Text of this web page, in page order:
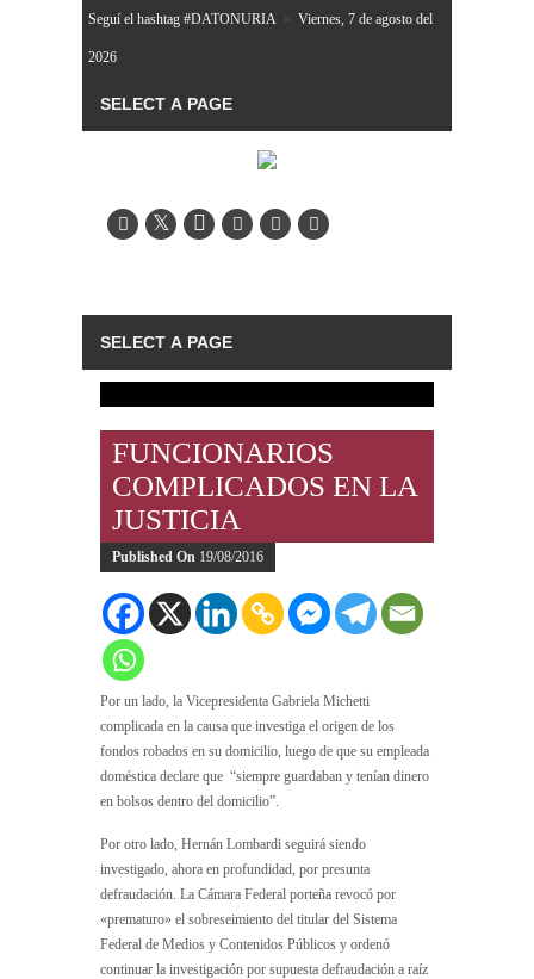
Seguí el hashtag #DATONURIA » Viernes, 7 de agosto del
2026
FUNCIONARIOS
COMPLICADOS EN LA
JUSTICIA
Published On 19/08/2016
Por un lado, la Vicepresidenta Gabriela Michetti
complicada en la causa que investiga el origen de los
fondos robados en su domicilio, luego de que su empleada
doméstica declare que “siempre guardaban y tenían dinero
en bolsos dentro del domicilio”.
Por otro lado, Hernán Lombardi seguirá siendo
investigado, ahora en profundidad, por presunta
defraudación. La Cámara Federal porteña revocó por
«prematuro» el sobreseimiento del titular del Sistema
Federal de Medios y Contenidos Públicos y ordenó
continuar la investigación por supuesta defraudación a raíz